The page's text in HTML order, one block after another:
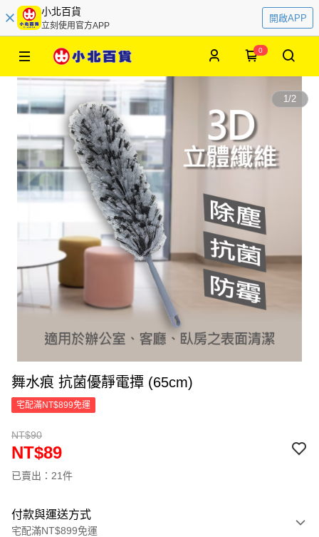
小北百貨
立刻使用官方APP
開啟APP
0
1/2
舞水痕 抗菌優靜電撢 (65cm)
宅配滿NT$899免運
NT$90
NT$89
已賣出：21件
付款與運送方式
宅配滿NT$899免運